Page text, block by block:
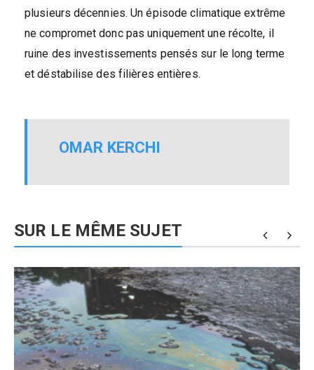
plusieurs décennies. Un épisode climatique extrême
ne compromet donc pas uniquement une récolte, il
ruine des investissements pensés sur le long terme
et déstabilise des filières entières.
OMAR KERCHI
SUR LE MÊME SUJET